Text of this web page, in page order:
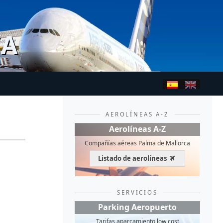
AEROLÍNEAS A-Z
Aerolíneas A-Z
Compañías aéreas Palma de Mallorca
Listado de aerolíneas
SERVICIOS
Parking Aeropuerto
Tarifas aparcamiento low cost